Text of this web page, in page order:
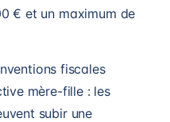
€ et un maximum de
fiscales
mère-fille : les
subir une